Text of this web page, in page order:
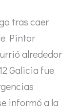
tras caer
Pintor
alrededor
Galicia fue
informó a la